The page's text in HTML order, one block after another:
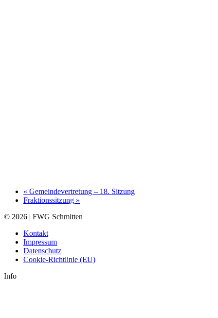
« Gemeindevertretung – 18. Sitzung
Fraktionssitzung »
© 2026 | FWG Schmitten
Kontakt
Impressum
Datenschutz
Cookie-Richtlinie (EU)
Info